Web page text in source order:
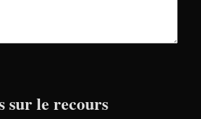
sur le recours